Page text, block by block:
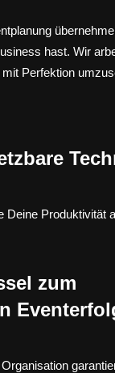
hast. Wir
Perfektion
Deine Produktivität
zum